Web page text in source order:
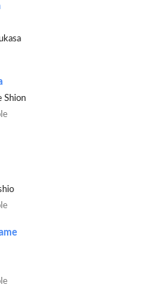
Shion